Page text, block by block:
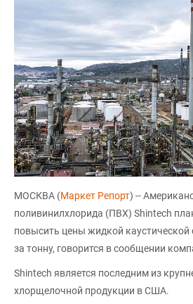
МОСКВА (Маркет Репорт) --
поливинилхлорида (ПВХ) Shintech
повысить цены жидкой
за тонну, говорится в сообщении
Shintech является последним из
хлорщелочной продукции в США.